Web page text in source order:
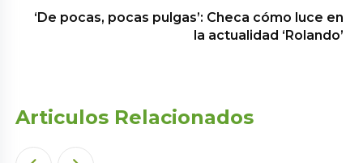
‘De pocas, pocas pulgas’: Checa cómo luce en
la actualidad ‘Rolando’
Articulos Relacionados